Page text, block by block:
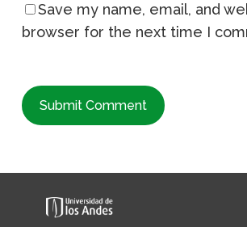
Save my name, email, and
browser for the next time I